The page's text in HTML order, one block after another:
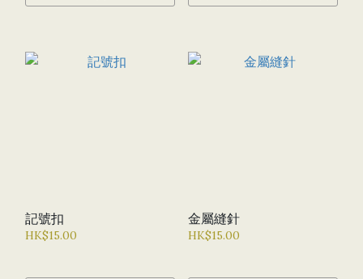
記號扣
HK$15.00
金屬縫針
HK$15.00